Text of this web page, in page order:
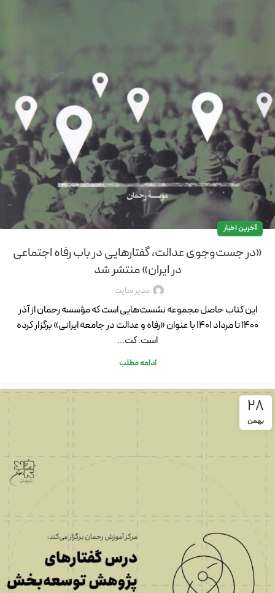
آخرین اخبار
«در جست‌وجوی عدالت، گفتارهایی در باب رفاه اجتماعی
در ایران» منتشر شد
مدیر سایت
این کتاب حاصل مجموعه نشست‌هایی است که مؤسسه رحمان از آذر
۱۴۰۰ تا مرداد ۱۴۰۱ با عنوان «رفاه و عدالت در جامعه ایرانی» برگزار کرده
است. کت...
ادامه مطلب
28
بهمن